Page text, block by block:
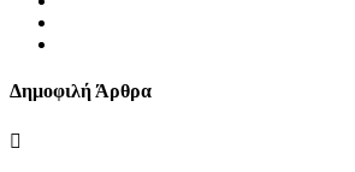
Δημοφιλή Άρθρα